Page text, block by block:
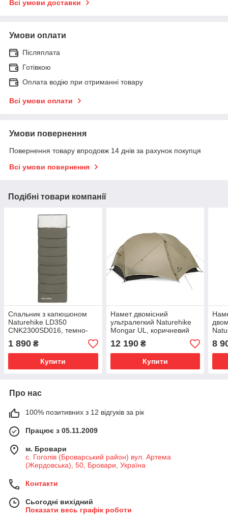
Всі умови доставки
Умови оплати
Післяплата
Готівкою
Оплата водію при отриманні товару
Всі умови оплати
Умови повернення
Повернення товару впродовж 14 днів за рахунок покупця
Всі умови повернення
Подібні товари компанії
Спальник з капюшоном
Naturehike LD350
CNK2300SD016, темно-
зелений
1 890 ₴
Купити
Намет двомісний
ультралегкий Naturehike
Mongar UL, коричневий
12 190₴
Купити
8
Про нас
100% позитивних з 12 відгуків за рік
Працює з 05.11.2009
м. Бровари
с. Гоголів (Броварський район) вул. Артема
(Жердовська), 50, Бровари, Україна
Контакти
Сьогодні вихідний
Показати весь графік роботи